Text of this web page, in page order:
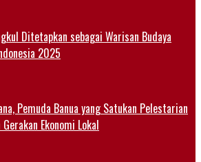
Ditetapkan sebagai Warisan Budaya
2025
Pemuda Banua yang Satukan Pelestarian
Ekonomi Lokal